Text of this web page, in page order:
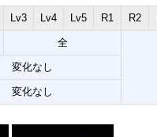
Lv3 Lv4 Lv5 R1 R2
全
変化なし
変化なし